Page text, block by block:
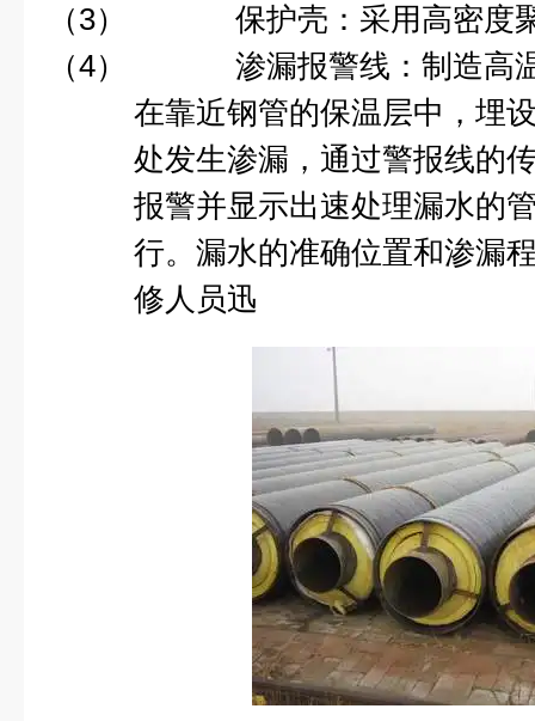
（3）
保护壳：采用高密度
（4）
渗漏报警线：制造高
在靠近钢管的保温层中，埋
处发生渗漏，通过警报线的
报警并显示出速处理漏水的
行。漏水的准确位置和渗漏
修人员迅